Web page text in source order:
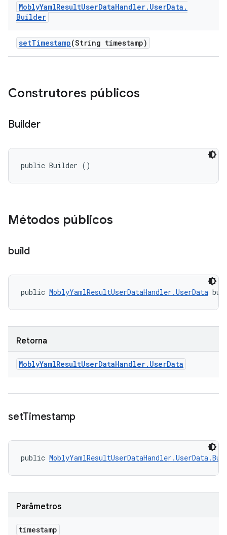
MoblyYamlResultUserDataHandler. UserData .
Builder
setTimestamp(String timestamp)
Construtores públicos
Builder
public Builder ()
Métodos públicos
build
public MoblyYamlResultUserDataHandler.UserData
Retorna
MoblyYamlResultUserDataHandler. UserData
setTimestamp
public
Parâmetros
timestamp